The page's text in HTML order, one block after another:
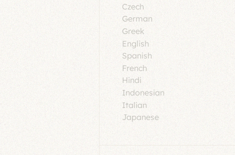
Czech
German
Greek
English
Spanish
French
Hindi
Indonesian
Italian
Japanese